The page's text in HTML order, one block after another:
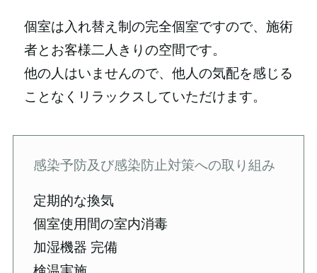
個室は入れ替え制の完全個室ですので、施術
者とお客様二人きりの空間です。
他の人はいませんので、他人の気配を感じる
ことなくリラックスしていただけます。
感染予防及び感染防止対策への取り組み
定期的な換気
個室使用間の室内消毒
加湿機器 完備